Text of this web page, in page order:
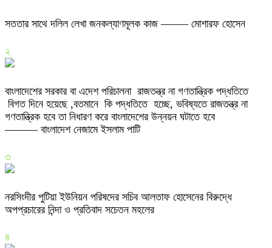
সততার সাথে দলিল লেখা জনকল্যাণমূলক কাজ ——– মোশারফ হোসেন
২
বাংলাদেশের সরকার বা এদেশ পরিচালনা রাজতন্ত্র না গণতান্ত্রিক পদ্ধতিতে
বিগত দিনে হয়েছে ,বতমানে কি পদ্ধতিতে হচ্ছে, ভবিষ্যতে রাজতন্ত্র না
গণতান্ত্রিক হবে তা নিধারণ করে বাংলাদেশের উন্নয়ন ঘটাতে হবে
——— বাংলাদেশ নেজামে ইসলাম পাটি
৩
নরসিংদীর পুটিয়া ইউনিয়ন পরিষদের সচিব আলতাফ হোসেনের বিরুদ্ধে
অপপ্রচারের নিন্দা ও প্রতিবাদ সচেতন মহলের
৪